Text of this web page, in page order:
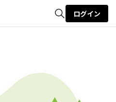
ログイン